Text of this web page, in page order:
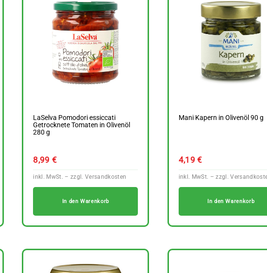
LaSelva Pomodori essiccati
Getrocknete Tomaten in Olivenöl
280 g
8,99 €
In den Warenkorb
Mani Kapern in Olivenöl 90 g
4,19€
In den Warenkorb